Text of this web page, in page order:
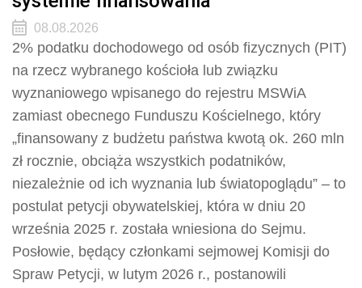
08.08.2026
2% podatku dochodowego od osób fizycznych (PIT)
na rzecz wybranego kościoła lub związku
wyznaniowego wpisanego do rejestru MSWiA
zamiast obecnego Funduszu Kościelnego, który
„finansowany z budżetu państwa kwotą ok. 260 mln
zł rocznie, obciąża wszystkich podatników,
niezależnie od ich wyznania lub światopoglądu” – to
postulat petycji obywatelskiej, która w dniu 20
września 2025 r. została wniesiona do Sejmu.
Posłowie, będący członkami sejmowej Komisji do
Spraw Petycji, w lutym 2026 r., postanowili